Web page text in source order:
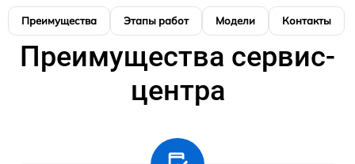
Преимущества Этапы работ Модели Контакты
Преимущества сервис-
центра